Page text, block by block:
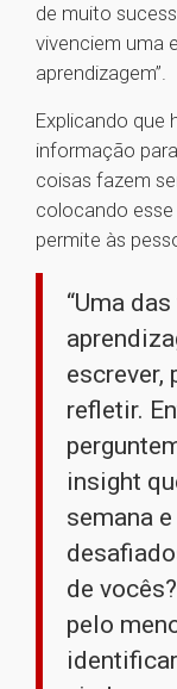
de muito
vivenciem uma
aprendizagem”.
Explicando que
informação
coisas fazem
colocando
permite às
“Uma
escrever,
refletir.
insight
semana
de
pelo